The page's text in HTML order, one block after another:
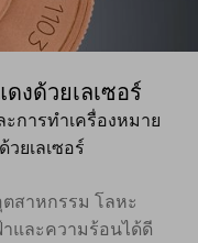
งด้วยเลเซอร์
การทำเครื่องหมาย
ยเลเซอร์
สาหกรรม โลหะ
และความร้อนได้ดี